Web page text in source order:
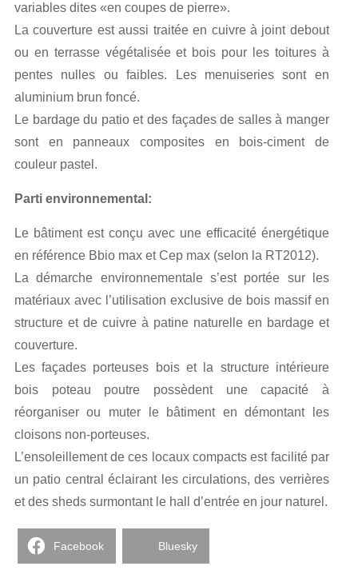
variables dites «en coupes de pierre».
La couverture est aussi traitée en cuivre à joint debout
ou en terrasse végétalisée et bois pour les toitures à
pentes nulles ou faibles. Les menuiseries sont en
aluminium brun foncé.
Le bardage du patio et des façades de salles à manger
sont en panneaux composites en bois-ciment de
couleur pastel.
Parti environnemental:
Le bâtiment est conçu avec une efficacité énergétique
en référence Bbio max et Cep max (selon la RT2012).
La démarche environnementale s’est portée sur les
matériaux avec l’utilisation exclusive de bois massif en
structure et de cuivre à patine naturelle en bardage et
couverture.
Les façades porteuses bois et la structure intérieure
bois poteau poutre possèdent une capacité à
réorganiser ou muter le bâtiment en démontant les
cloisons non-porteuses.
L’ensoleillement de ces locaux compacts est facilité par
un patio central éclairant les circulations, des verrières
et des sheds surmontant le hall d’entrée en jour naturel.
Facebook Bluesky